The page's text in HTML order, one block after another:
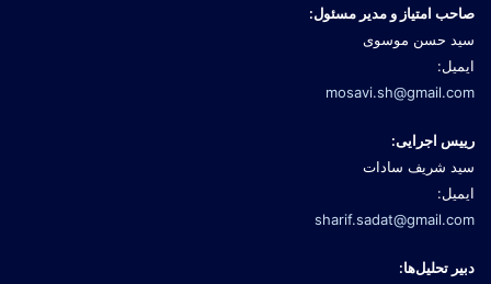
صاحب امتیاز و مدیر مسئول:
سید حسن موسوی
ایمیل:
mosavi.sh@gmail.com
رییس اجرایی:
سید شریف سادات
ایمیل:
sharif.sadat@gmail.com
دبیر تحلیل‌ها: